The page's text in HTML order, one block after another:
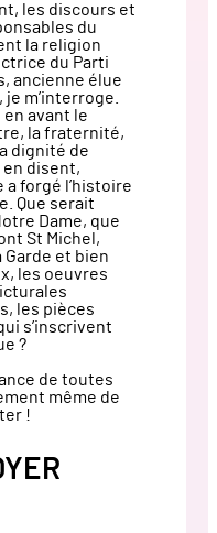
les discours et
du
la religion
du Parti
ancienne élue
m’interroge.
avant le
la fraternité,
dignité de
en disent,
a forgé l’histoire
Que serait
Dame, que
St Michel,
Garde et bien
les oeuvres
les pièces
s’inscrivent
?
de toutes
même de
!